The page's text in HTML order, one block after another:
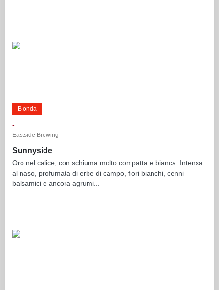
Bionda
-
Eastside Brewing
Sunnyside
Oro nel calice, con schiuma molto compatta e bianca. Intensa
al naso, profumata di erbe di campo, fiori bianchi, cenni
balsamici e ancora agrumi...